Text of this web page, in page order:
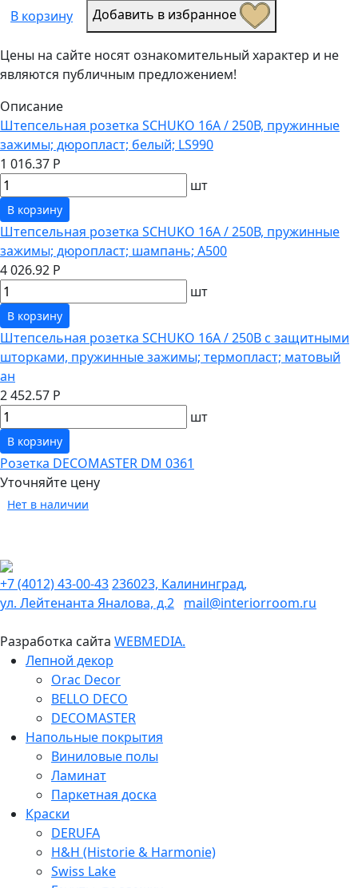
В корзину
Добавить в избранное
Цены на сайте носят ознакомительный характер и не
являются публичным предложением!
Описание
Штепсельная розетка SCHUKO 16А / 250В, пружинные
зажимы; дюропласт; белый; LS990
1 016.37 Р
шт
В корзину
Штепсельная розетка SCHUKO 16А / 250В, пружинные
зажимы; дюропласт; шампань; A500
4 026.92 Р
шт
В корзину
Штепсельная розетка SCHUKO 16А / 250В с защитными
шторками, пружинные зажимы; термопласт; матовый
ан
2 452.57 Р
шт
В корзину
Розетка DECOMASTER DM 0361
Уточняйте цену
Нет в наличии
+7 (4012) 43-00-43236023, Калининград,
ул. Лейтенанта Яналова, д.2 mail@interiorroom.ru
Разработка сайта WEBMEDIA.
Лепной декор
Orac Decor
BELLO DECO
DECOMASTER
Напольные покрытия
Виниловые полы
Ламинат
Паркетная доска
Краски
DERUFA
H&H (Historie & Harmonie)
Swiss Lake